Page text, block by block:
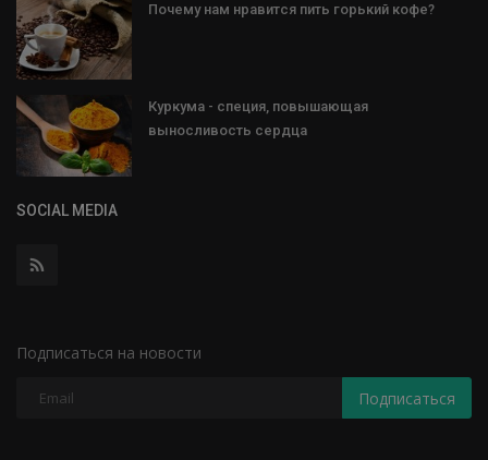
Почему нам нравится пить горький кофе?
Куркума - специя, повышающая
выносливость сердца
SOCIAL MEDIA
Подписаться на новости
Подписаться